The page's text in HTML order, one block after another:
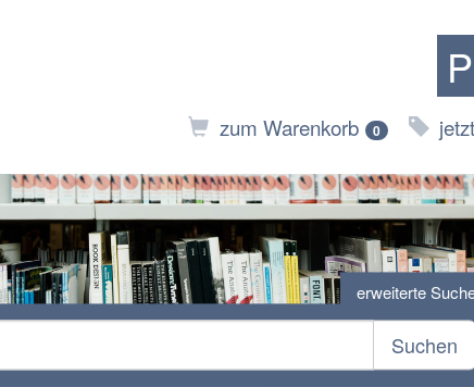
zum Warenkorb 0
erweiterte
Suchen